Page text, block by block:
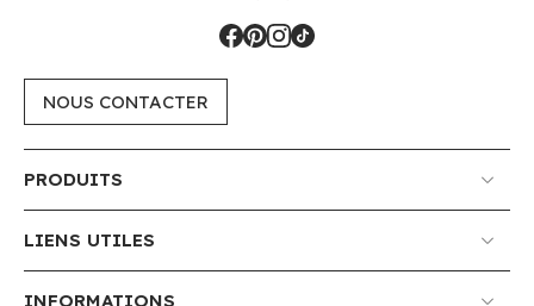
NOUS CONTACTER
PRODUITS
LIENS UTILES
INFORMATIONS